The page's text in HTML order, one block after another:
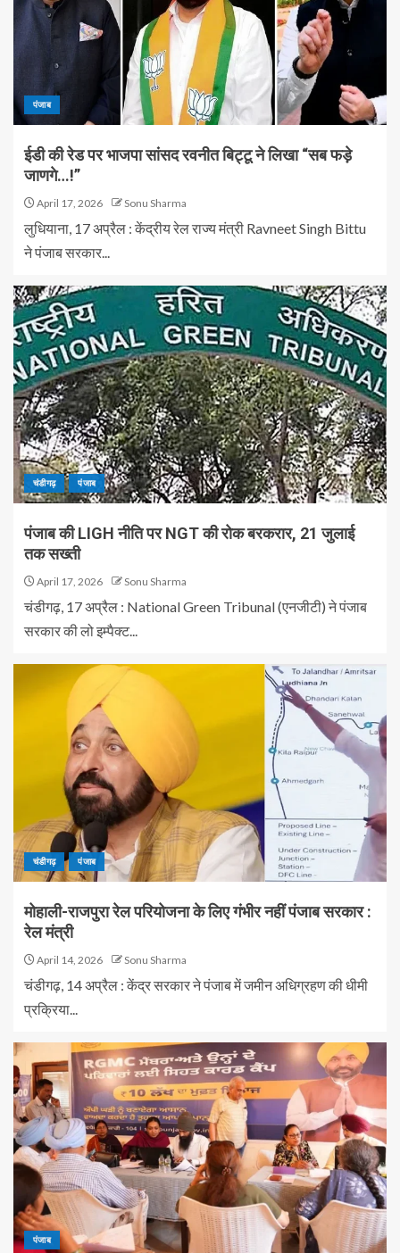
पंजाब
ईडी की रेड पर भाजपा सांसद रवनीत बिट्टू ने लिखा “सब फड़े
जाणगे…!”
April 17, 2026 Sonu Sharma
लुधियाना, 17 अप्रैल : केंद्रीय रेल राज्य मंत्री Ravneet Singh Bittu
ने पंजाब सरकार...
चंडीगढ़ पंजाब
पंजाब की LIGH नीति पर NGT की रोक बरकरार, 21 जुलाई
तक सख्ती
April 17, 2026 Sonu Sharma
चंडीगढ़, 17 अप्रैल : National Green Tribunal (एनजीटी) ने पंजाब
सरकार की लो इम्पैक्ट...
चंडीगढ़ पंजाब
मोहाली-राजपुरा रेल परियोजना के लिए गंभीर नहीं पंजाब सरकार :
रेल मंत्री
April 14, 2026 Sonu Sharma
चंडीगढ़, 14 अप्रैल : केंद्र सरकार ने पंजाब में जमीन अधिग्रहण की धीमी
प्रक्रिया...
पंजाब